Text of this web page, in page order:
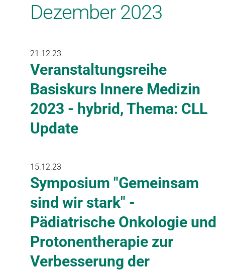
Dezember 2023
21.12.23
Veranstaltungsreihe
Basiskurs Innere Medizin
2023 - hybrid, Thema: CLL
Update
15.12.23
Symposium "Gemeinsam
sind wir stark" -
Pädiatrische Onkologie und
Protonentherapie zur
Verbesserung der